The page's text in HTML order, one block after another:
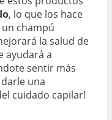
, lo que los hace
champú
la salud de
ayudará a
sentir más
una
cuidado capilar!